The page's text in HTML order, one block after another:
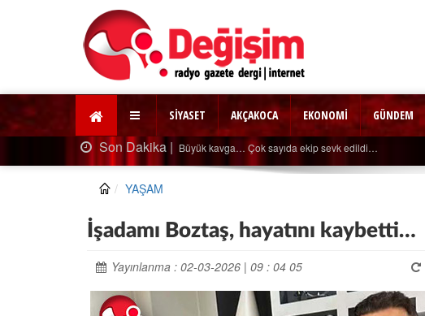
SİYASET AKÇAKOCA EKONOMİ GÜNDEM
Son Dakika | Ağaçtan düştü…
YAŞAM
İşadamı Boztaş, hayatını kaybetti…
Yayınlanma : 02-03-2026 | 09 : 04 05